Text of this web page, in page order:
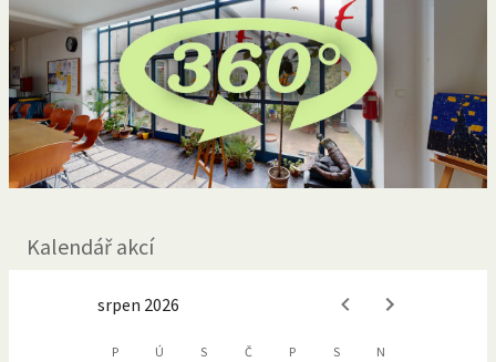
Kalendář akcí
srpen 2026
P Ú S Č P S N